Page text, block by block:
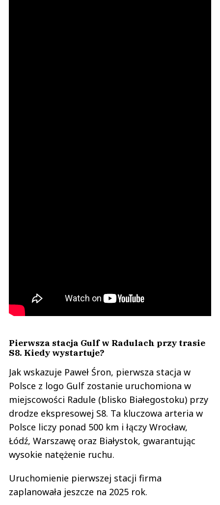
Pierwsza stacja Gulf w Radulach przy trasie
S8. Kiedy wystartuje?
Jak wskazuje Paweł Śron, pierwsza stacja w
Polsce z logo Gulf zostanie uruchomiona w
miejscowości Radule (blisko Białegostoku) przy
drodze ekspresowej S8. Ta kluczowa arteria w
Polsce liczy ponad 500 km i łączy Wrocław,
Łódź, Warszawę oraz Białystok, gwarantując
wysokie natężenie ruchu.
Uruchomienie pierwszej stacji firma
zaplanowała jeszcze na 2025 rok.